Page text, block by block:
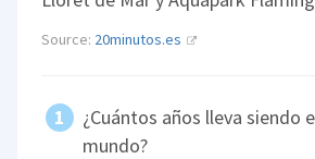
Source: 20minutos.es
¿Cuántos años lleva siendo
mundo?